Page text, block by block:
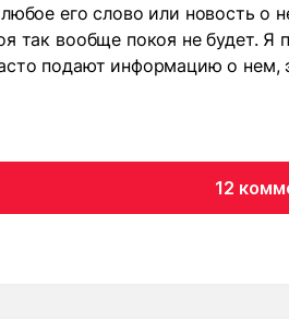
его слово или новость о
так вообще покоя не будет.
подают информацию о нем,
12